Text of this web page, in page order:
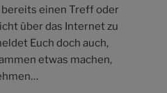
einen Treff oder
über das Internet zu
Euch doch auch,
etwas machen,